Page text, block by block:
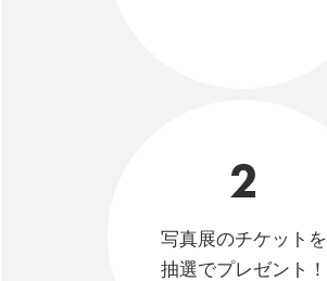
2
写真展のチケットを
抽選でプレゼント！